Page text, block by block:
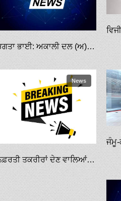
ਭਗਤਾ ਭਾਈ: ਅਕਾਲੀ ਦਲ (ਅ) ਨੇ ਡੇਰਾ ਸਿਰਸਾ ਮੁਖੀ ਦੇ ਲਾਈਵ ਸਤਿਸੰਗ ਖ਼ਿਲਾਫ਼ ਜਲਾਲ ’ਚ ਸੜਕ ਜਾਮ ਕੀਤੀ
News
ਨਫ਼ਰਤੀ ਤਕਰੀਰਾਂ ਦੇਣ ਵਾਲਿਆਂ ਖ਼ਿਲਾਫ਼ ਫੌਰੀ ਕੇਸ ਦਰਜ ਹੋਵੇ: ਸੁਪਰੀਮ ਕੋਰਟ